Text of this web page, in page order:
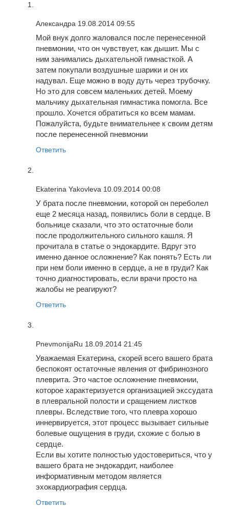
Александра 19.08.2014 09:55
Мой внук долго жаловался после перенесенной
пневмонии, что он чувствует, как дышит. Мы с
ним занимались дыхательной гимнасткой. А
затем покупали воздушные шарики и он их
надувал. Еще можно в воду дуть через трубочку.
Но это для совсем маленьких детей. Моему
мальчику дыхательная гимнастика помогла. Все
прошло. Хочется обратиться ко всем мамам.
Пожалуйста, будьте внимательнее к своим детям
после перенесенной пневмонии
Ответить
Ekaterina Yakovleva 10.09.2014 00:08
У брата после пневмонии, которой он переболел
еще 2 месяца назад, появились боли в сердце. В
больнице сказали, что это остаточные боли
после продолжительного сильного кашля. Я
прочитала в статье о эндокардите. Вдруг это
именно данное осложнение? Как понять? Есть ли
при нем боли именно в сердце, а не в груди? Как
точно диагностировать, если врачи просто на
жалобы не реагируют?
Ответить
PnevmonijaRu 18.09.2014 21:45
Уважаемая Екатерина, скорей всего вашего брата
беспокоят остаточные явления от фибринозного
плеврита. Это частое осложнение пневмонии,
которое характеризуется организацией экссудата
в плевральной полости и сращением листков
плевры. Вследствие того, что плевра хорошо
иннервируется, этот процесс вызывает сильные
болевые ощущения в груди, схожие с болью в
сердце.
Если вы хотите полностью удостовериться, что у
вашего брата не эндокардит, наиболее
информативным методом является
эхокардиография сердца.
Ответить